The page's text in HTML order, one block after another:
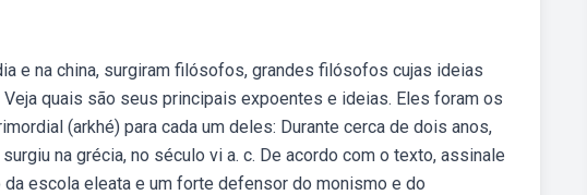
e na china, surgiram filósofos, grandes filósofos cujas ideias
quais são seus principais expoentes e ideias. Eles foram os
(arkhé) para cada um deles: Durante cerca de dois anos,
na grécia, no século vi a. c. De acordo com o texto, assinale
escola eleata e um forte defensor do monismo e do